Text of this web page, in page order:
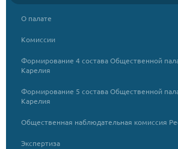
О палате
Комиссии
Формирование 4 состава Общественной
Карелия
Формирование 5 состава Общественной
Карелия
Общественная наблюдательная комиссия
Экспертиза